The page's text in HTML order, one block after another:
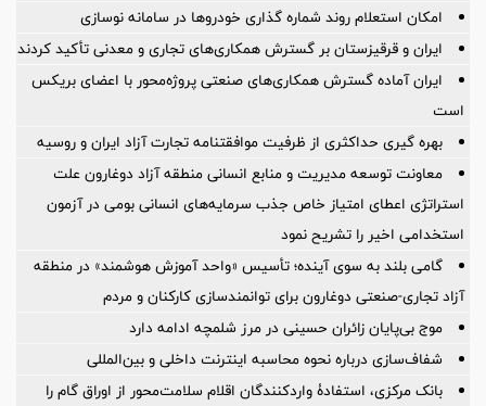
امکان استعلام روند شماره گذاری خودروها در سامانه نوسازی
ایران و قرقیزستان بر گسترش همکاری‌های تجاری و معدنی تأکید کردند
ایران آماده گسترش همکاری‌های صنعتی پروژه‌محور با اعضای بریکس
است
بهره گیری حداکثری از ظرفیت موافقتنامه تجارت آزاد ایران و روسیه
معاونت توسعه مدیریت و منابع انسانی منطقه آزاد دوغارون علت
استراتژی اعطای امتیاز خاص جذب سرمایه‌های انسانی بومی در آزمون
استخدامی اخیر را تشریح نمود
گامی بلند به سوی آینده؛ تأسیس «واحد آموزش هوشمند» در منطقه
آزاد تجاری-صنعتی دوغارون برای توانمندسازی کارکنان و مردم
موج بی‌پایان زائران حسینی در مرز شلمچه ادامه دارد
شفاف‌سازی درباره نحوه محاسبه اینترنت داخلی و بین‌المللی
بانک مرکزی، استفادۀ واردکنندگان اقلام سلامت‌محور از اوراق گام را